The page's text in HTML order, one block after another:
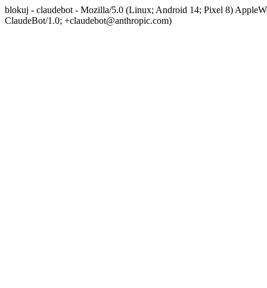
blokuj - claudebot - Mozilla/5.0 (Linux; Android 14; Pixel 8)
ClaudeBot/1.0; +claudebot@anthropic.com)